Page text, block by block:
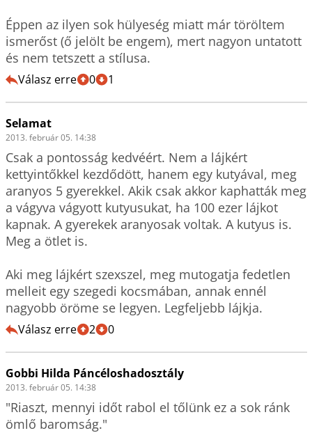
Éppen az ilyen sok hülyeség miatt már töröltem
ismerőst (ő jelölt be engem), mert nagyon untatott
és nem tetszett a stílusa.
Válasz erre 0 1
Selamat
2013. február 05. 14:38
Csak a pontosság kedvéért. Nem a lájkért
kettyintőkkel kezdődött, hanem egy kutyával, meg
aranyos 5 gyerekkel. Akik csak akkor kaphatták meg
a vágyva vágyott kutyusukat, ha 100 ezer lájkot
kapnak. A gyerekek aranyosak voltak. A kutyus is.
Meg a ötlet is.
Aki meg lájkért szexszel, meg mutogatja fedetlen
melleit egy szegedi kocsmában, annak ennél
nagyobb öröme se legyen. Legfeljebb lájkja.
Válasz erre 2 0
Gobbi Hilda Páncéloshadosztály
2013. február 05. 14:38
"Riaszt, mennyi időt rabol el tőlünk ez a sok ránk
ömlő baromság."